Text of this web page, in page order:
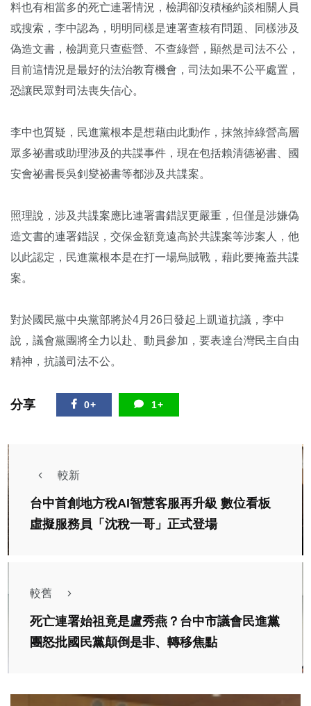
料也有相當多的死亡連署情況，檢調卻沒積極約談相關人員
或搜索，李中認為，明明同樣是連署查核有問題、同樣涉及
偽造文書，檢調竟只查藍營、不查綠營，顯然是司法不公，
目前這情況是最好的法治教育機會，司法如果不公平處置，
恐讓民眾對司法喪失信心。
李中也質疑，民進黨根本是想藉由此動作，抹煞掉綠營高層
眾多祕書或助理涉及的共諜事件，現在包括賴清德祕書、國
安會祕書長吳釗燮祕書等都涉及共諜案。
照理說，涉及共諜案應比連署書錯誤更嚴重，但僅是涉嫌偽
造文書的連署錯誤，交保金額竟遠高於共諜案等涉案人，他
以此認定，民進黨根本是在打一場烏賊戰，藉此要掩蓋共諜
案。
對於國民黨中央黨部將於4月26日發起上凱道抗議，李中
說，議會黨團將全力以赴、動員參加，要表達台灣民主自由
精神，抗議司法不公。
分享 0+ 1+
較新
台中首創地方稅AI智慧客服再升級 數位看板
虛擬服務員「沈稅一哥」正式登場
較舊
死亡連署始祖竟是盧秀燕？台中市議會民進黨
團怒批國民黨顛倒是非、轉移焦點